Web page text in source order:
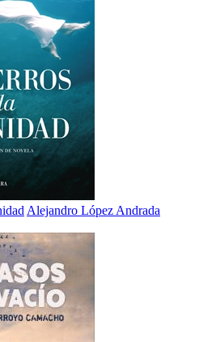
Alejandro López Andrada